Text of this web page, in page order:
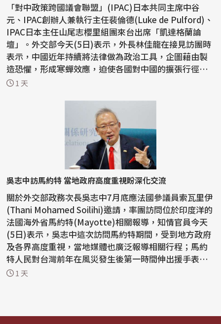
「對中政策跨國議會聯盟」(IPAC)日本共同主席中谷
元、IPAC創辦人兼執行主任裴倫德(Luke de Pulford)、
IPAC日本主任山尾志櫻里組團來台出席「凱達格蘭論
壇」。外交部今天(5日)表示，外長林佳龍在接見訪團時
表示，中國近年持續將法律做為政治工具，企圖藉由製
造恐懼，形成寒蟬效應，迫使各國對中國的擴張行徑保
持沈默，因...
1 天
吳志中訪馬約特 當地政府高度重視盼深化交流
關於外交部政務次長吳志中7月底應法國參議員索瓦里伊
(Thani Mohamed Soilihi)邀請，率團訪問位於印度洋的
法國海外省馬約特(Mayotte)相關報導，知情官員今天
(5日)表示，吳志中這次訪問馬約特期間，受到地方政府
及各界高度重視，當地媒體也廣泛報導相關行程；馬約
特人民對台灣前年在風災發生後第一時間伸出援手表達
感謝，...
1 天